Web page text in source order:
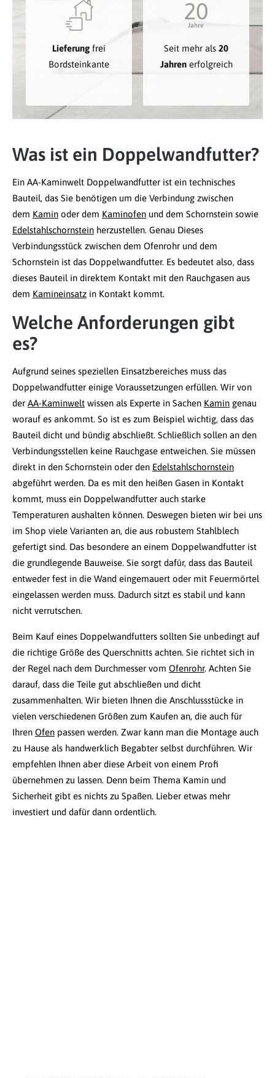
Lieferung frei
Bordsteinkante
Seit mehr als 20
Jahrenerfolgreich
Was ist ein Doppelwandfutter?
Ein AA-Kaminwelt Doppelwandfutter ist ein technisches
Bauteil, das Sie benötigen um die Verbindung zwischen
dem Kamin oder dem Kaminofen und dem Schornstein sowie
Edelstahlschornstein herzustellen. Genau Dieses
Verbindungsstück zwischen dem Ofenrohr und dem
Schornstein ist das Doppelwandfutter. Es bedeutet also, dass
dieses Bauteil in direktem Kontakt mit den Rauchgasen aus
dem Kamineinsatz in Kontakt kommt.
Welche Anforderungen gibt
es?
Aufgrund seines speziellen Einsatzbereiches muss das
Doppelwandfutter einige Voraussetzungen erfüllen. Wir von
der AA-Kaminwelt wissen als Experte in Sachen Kamin genau
worauf es ankommt. So ist es zum Beispiel wichtig, dass das
Bauteil dicht und bündig abschließt. Schließlich sollen an den
Verbindungsstellen keine Rauchgase entweichen. Sie müssen
direkt in den Schornstein oder den Edelstahlschornstein
abgeführt werden. Da es mit den heißen Gasen in Kontakt
kommt, muss ein Doppelwandfutter auch starke
Temperaturen aushalten können. Deswegen bieten wir bei uns
im Shop viele Varianten an, die aus robustem Stahlblech
gefertigt sind. Das besondere an einem Doppelwandfutter ist
die grundlegende Bauweise. Sie sorgt dafür, dass das Bauteil
entweder fest in die Wand eingemauert oder mit Feuermörtel
eingelassen werden muss. Dadurch sitzt es stabil und kann
nicht verrutschen.
Beim Kauf eines Doppelwandfutters sollten Sie unbedingt auf
die richtige Größe des Querschnitts achten. Sie richtet sich in
der Regel nach dem Durchmesser vom Ofenrohr. Achten Sie
darauf, dass die Teile gut abschließen und dicht
zusammenhalten. Wir bieten Ihnen die Anschlussstücke in
vielen verschiedenen Größen zum Kaufen an, die auch für
Ihren Ofen passen werden. Zwar kann man die Montage auch
zu Hause als handwerklich Begabter selbst durchführen. Wir
empfehlen Ihnen aber diese Arbeit von einem Profi
übernehmen zu lassen. Denn beim Thema Kamin und
Sicherheit gibt es nichts zu Spaßen. Lieber etwas mehr
investiert und dafür dann ordentlich.